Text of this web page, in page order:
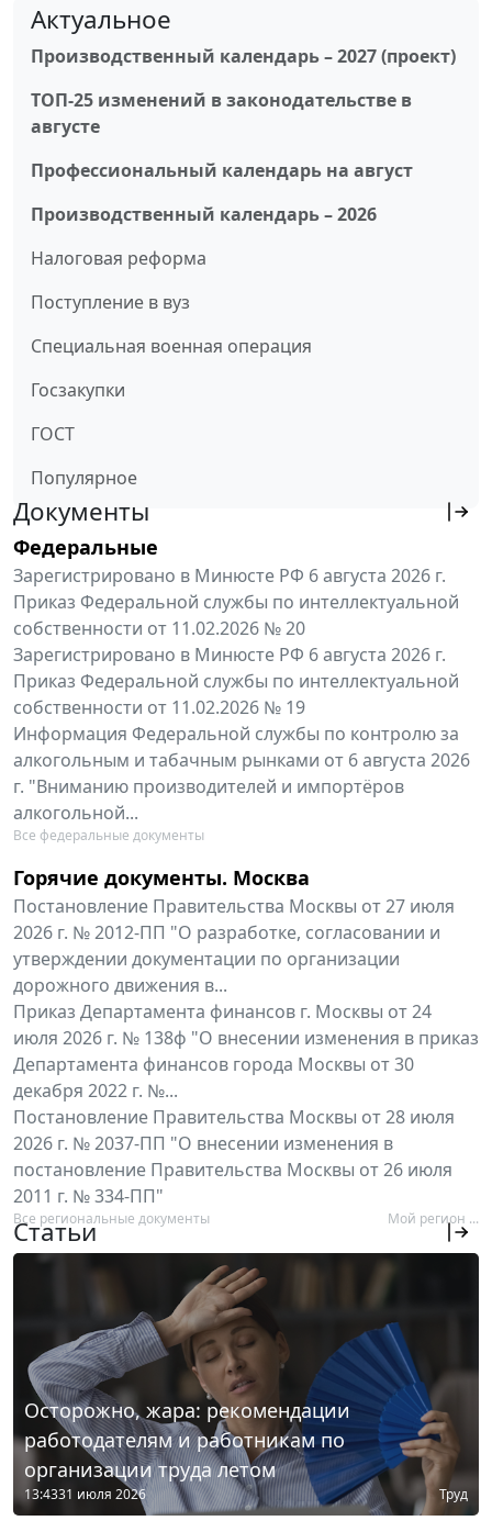
Актуальное
Производственный календарь – 2027 (проект)
ТОП-25 изменений в законодательстве в
августе
Профессиональный календарь на август
Производственный календарь – 2026
Налоговая реформа
Поступление в вуз
Специальная военная операция
Госзакупки
ГОСТ
Популярное
Документы
Федеральные
Зарегистрировано в Минюсте РФ 6 августа 2026 г.
Приказ Федеральной службы по интеллектуальной
собственности от 11.02.2026 № 20
Зарегистрировано в Минюсте РФ 6 августа 2026 г.
Приказ Федеральной службы по интеллектуальной
собственности от 11.02.2026 № 19
Информация Федеральной службы по контролю за
алкогольным и табачным рынками от 6 августа 2026
г. "Вниманию производителей и импортёров
алкогольной...
Все федеральные документы
Горячие документы. Москва
Постановление Правительства Москвы от 27 июля
2026 г. № 2012-ПП "О разработке, согласовании и
утверждении документации по организации
дорожного движения в...
Приказ Департамента финансов г. Москвы от 24
июля 2026 г. № 138ф "О внесении изменения в приказ
Департамента финансов города Москвы от 30
декабря 2022 г. №...
Постановление Правительства Москвы от 28 июля
2026 г. № 2037-ПП "О внесении изменения в
постановление Правительства Москвы от 26 июля
2011 г. № 334-ПП"
Все региональные документы Мой регион ...
Статьи
Осторожно, жара: рекомендации
работодателям и работникам по
организации труда летом
13:4331 июля 2026 Труд